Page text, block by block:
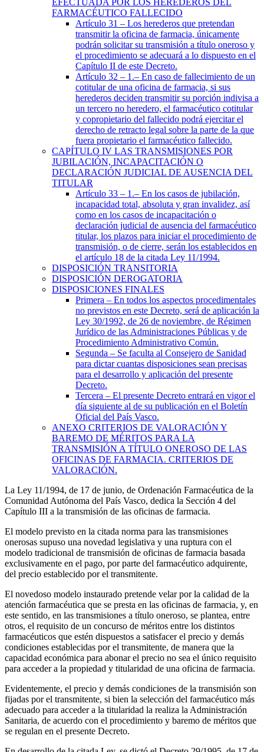
EFECTUADA POR LOS HEREDEROS DEL
FARMACÉUTICO FALLECIDO
Artículo 31 – Los herederos que pretendan
transmitir la oficina de farmacia, únicamente
podrán solicitar su transmisión a título oneroso y
el procedimiento se adecuará a lo dispuesto en el
Capítulo II de este Decreto.
Artículo 32 – 1.– En caso de fallecimiento de un
cotitular de una oficina de farmacia, si sus
herederos deciden transmitir su porción indivisa a
un tercero no heredero, el farmacéutico cotitular
y copropietario del fallecido podrá ejercitar el
derecho de retracto legal sobre la parte de la que
fuera propietario el farmacéutico fallecido.
CAPÍTULO IV LAS TRANSMISIONES POR
JUBILACIÓN, INCAPACITACIÓN O
DECLARACIÓN JUDICIAL DE AUSENCIA DEL
TITULAR
Artículo 33 – 1.– En los casos de jubilación,
incapacidad total, absoluta y gran invalidez, así
como en los casos de incapacitación o
declaración judicial de ausencia del farmacéutico
titular, los plazos para iniciar el procedimiento de
transmisión, o de cierre, serán los establecidos en
el artículo 18 de la citada Ley 11/1994.
DISPOSICIÓN TRANSITORIA
DISPOSICIÓN DEROGATORIA
DISPOSICIONES FINALES
Primera – En todos los aspectos procedimentales
no previstos en este Decreto, será de aplicación la
Ley 30/1992, de 26 de noviembre, de Régimen
Jurídico de las Administraciones Públicas y de
Procedimiento Administrativo Común.
Segunda – Se faculta al Consejero de Sanidad
para dictar cuantas disposiciones sean precisas
para el desarrollo y aplicación del presente
Decreto.
Tercera – El presente Decreto entrará en vigor el
día siguiente al de su publicación en el Boletín
Oficial del País Vasco.
ANEXO CRITERIOS DE VALORACIÓN Y
BAREMO DE MÉRITOS PARA LA
TRANSMISIÓN A TÍTULO ONEROSO DE LAS
OFICINAS DE FARMACIA. CRITERIOS DE
VALORACIÓN.
La Ley 11/1994, de 17 de junio, de Ordenación Farmacéutica de la
Comunidad Autónoma del País Vasco, dedica la Sección 4 del
Capítulo III a la transmisión de las oficinas de farmacia.
El modelo previsto en la citada norma para las transmisiones
onerosas supuso una novedad legislativa y una ruptura con el
modelo tradicional de transmisión de oficinas de farmacia basada
exclusivamente en el pago, por parte del farmacéutico adquirente,
del precio establecido por el transmitente.
El novedoso modelo instaurado pretende velar por la calidad de la
atención farmacéutica que se presta en las oficinas de farmacia, y, en
este sentido, en las transmisiones a título oneroso, se plantea, entre
otros, el requisito de un concurso de méritos entre los distintos
farmacéuticos que estén dispuestos a satisfacer el precio y demás
condiciones establecidas por el transmitente, de manera que la
capacidad económica para abonar el precio no sea el único requisito
para acceder a la propiedad y titularidad de una oficina de farmacia.
Evidentemente, el precio y demás condiciones de la transmisión son
fijadas por el transmitente, si bien la selección del farmacéutico más
adecuado para acceder a la titularidad la realiza la Administración
Sanitaria, de acuerdo con el procedimiento y baremo de méritos que
se regulan en el presente Decreto.